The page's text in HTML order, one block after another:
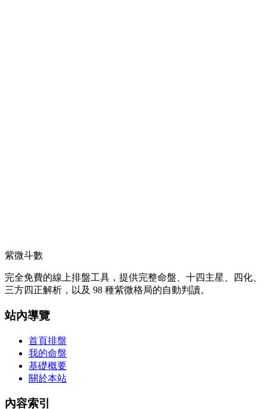
紫微斗數
完全免費的線上排盤工具，提供完整命盤、十四主星、四化、
三方四正解析，以及 98 種紫微格局的自動判讀。
站內導覽
首頁排盤
我的命盤
基礎概要
關於本站
內容索引